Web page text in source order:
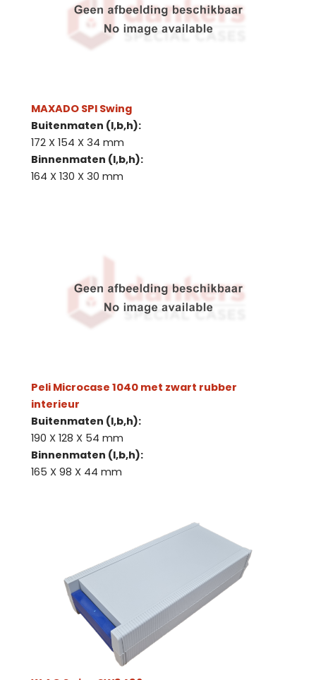
MAXADO SPI Swing
Buitenmaten (l,b,h):
172 X 154 X 34 mm
Binnenmaten (l,b,h):
164 X 130 X 30 mm
Peli Microcase 1040 met zwart rubber
interieur
Buitenmaten (l,b,h):
190 X 128 X 54 mm
Binnenmaten (l,b,h):
165 X 98 X 44 mm